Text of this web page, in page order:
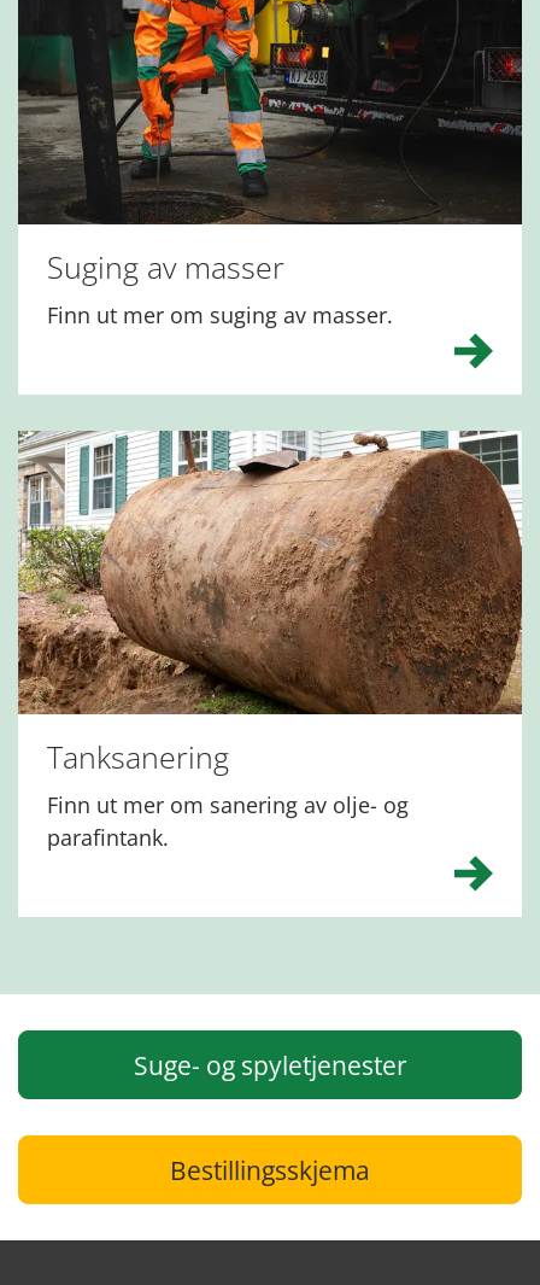
Suging av masser
Finn ut mer om suging av masser.
Tanksanering
Finn ut mer om sanering av olje- og
parafintank.
Suge- og spyletjenester
Bestillingsskjema